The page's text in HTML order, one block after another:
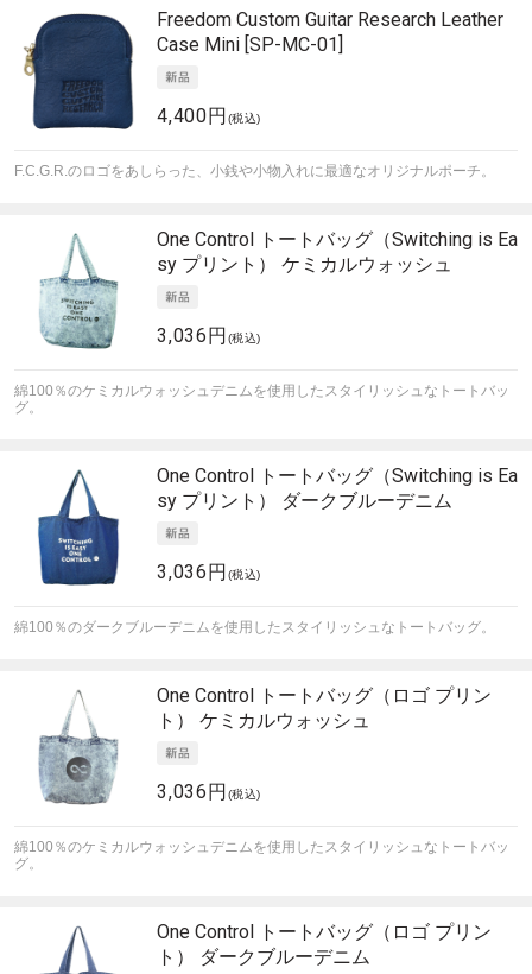
Freedom Custom Guitar Research Leather
Case Mini [SP-MC-01]
4,400円 (税込)
F.C.G.R.のロゴをあしらった、小銭や小物入れに最適なオリジナルポーチ。
One Control トートバッグ（Switching is Ea
sy プリント） ケミカルウォッシュ
3,036円 (税込)
綿100％のケミカルウォッシュデニムを使用したスタイリッシュなトートバッ
グ。
One Control トートバッグ（Switching is Ea
sy プリント） ダークブルーデニム
3,036円 (税込)
綿100％のダークブルーデニムを使用したスタイリッシュなトートバッグ。
One Control トートバッグ（ロゴ プリン
ト） ケミカルウォッシュ
3,036円 (税込)
綿100％のケミカルウォッシュデニムを使用したスタイリッシュなトートバッ
グ。
One Control トートバッグ（ロゴ プリン
ト） ダークブルーデニム